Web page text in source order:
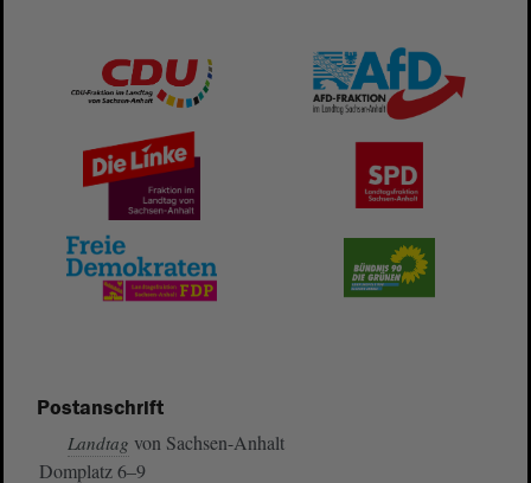
Postanschrift
Landtag von Sachsen-Anhalt
Domplatz 6–9